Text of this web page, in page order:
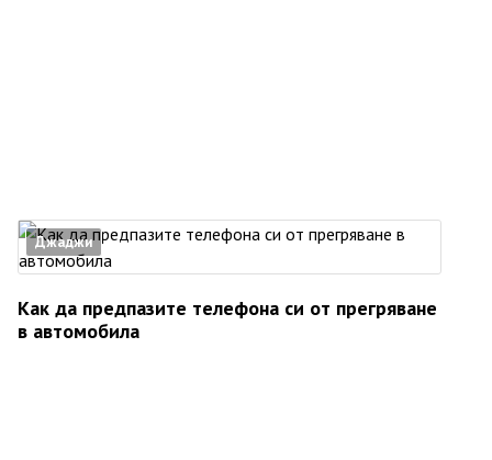
Джаджи
Как да предпазите телефона си от прегряване
в автомобила